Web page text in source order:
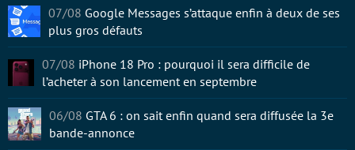
07/08 Google Messages s’attaque enfin à deux de ses
plus gros défauts
07/08 iPhone 18 Pro : pourquoi il sera difficile de
l’acheter à son lancement en septembre
06/08 GTA 6 : on sait enfin quand sera diffusée la 3e
bande-annonce